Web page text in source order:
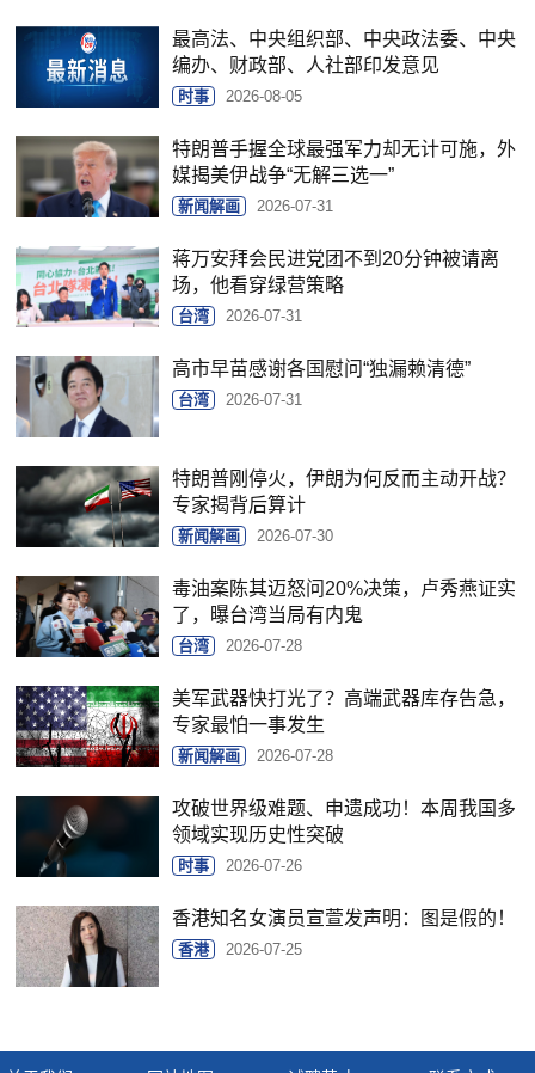
最高法、中央组织部、中央政法委、中央
编办、财政部、人社部印发意见
时事 2026-08-05
特朗普手握全球最强军力却无计可施，外
媒揭美伊战争“无解三选一”
新闻解画 2026-07-31
蒋万安拜会民进党团不到20分钟被请离
场，他看穿绿营策略
台湾 2026-07-31
高市早苗感谢各国慰问“独漏赖清德”
台湾 2026-07-31
特朗普刚停火，伊朗为何反而主动开战？
专家揭背后算计
新闻解画 2026-07-30
毒油案陈其迈怒问20%决策，卢秀燕证实
了，曝台湾当局有内鬼
台湾 2026-07-28
美军武器快打光了？高端武器库存告急，
专家最怕一事发生
新闻解画 2026-07-28
攻破世界级难题、申遗成功！本周我国多
领域实现历史性突破
时事 2026-07-26
香港知名女演员宣萱发声明：图是假的！
香港 2026-07-25